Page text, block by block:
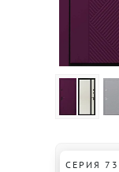
СЕРИЯ 73